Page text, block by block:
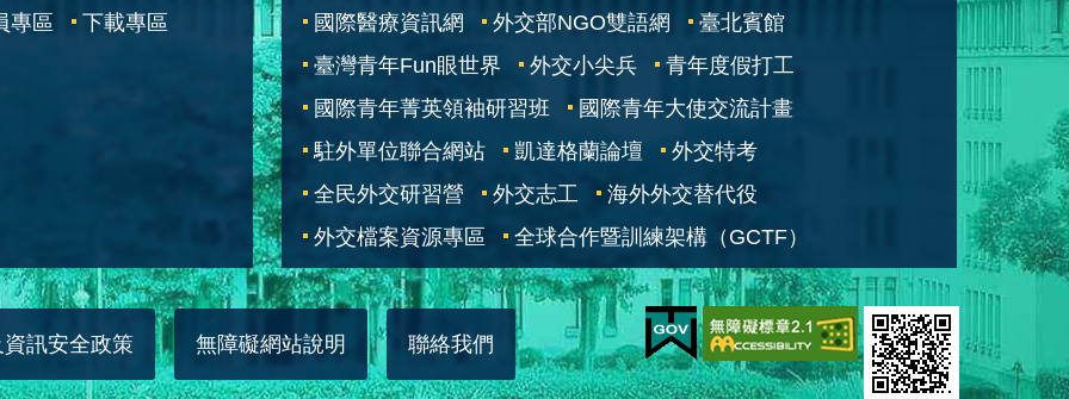
專區
下載專區
國際醫療資訊網
外交部NGO雙語網
臺北賓館
臺灣青年Fun眼世界
外交小尖兵
青年度假打工
國際青年菁英領袖研習班
國際青年大使交流計畫
駐外單位聯合網站
凱達格蘭論壇
外交特考
全民外交研習營
外交志工
海外外交替代役
外交檔案資源專區
全球合作暨訓練架構（GCTF）
訊安全政策 無障礙網站說明 聯絡我們